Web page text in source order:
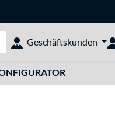
durchführen
Geschäftskunden